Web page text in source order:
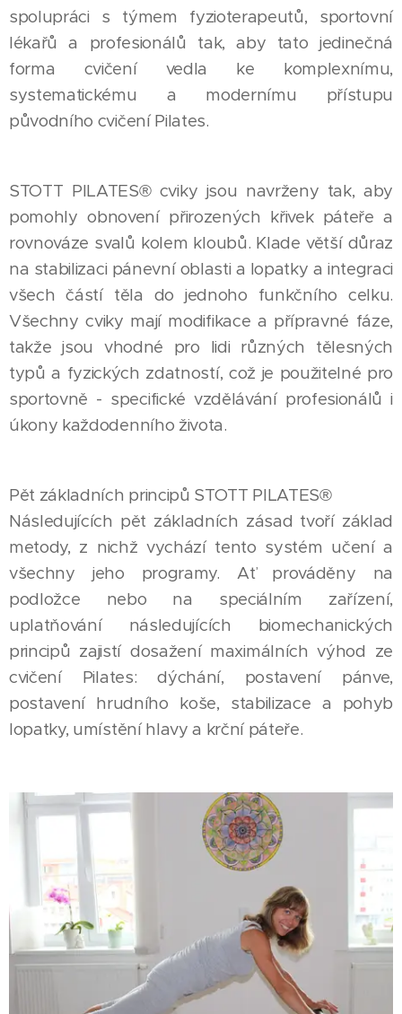
spolupráci s týmem fyzioterapeutů, sportovní
lékařů a profesionálů tak, aby tato jedinečná
forma cvičení vedla ke komplexnímu,
systematickému a modernímu přístupu
původního cvičení Pilates.
STOTT PILATES® cviky jsou navrženy tak, aby
pomohly obnovení přirozených křivek páteře a
rovnováze svalů kolem kloubů. Klade větší důraz
na stabilizaci pánevní oblasti a lopatky a integraci
všech částí těla do jednoho funkčního celku.
Všechny cviky mají modifikace a přípravné fáze,
takže jsou vhodné pro lidi různých tělesných
typů a fyzických zdatností, což je použitelné pro
sportovně - specifické vzdělávání profesionálů i
úkony každodenního života.
Pět základních principů STOTT PILATES®
Následujících pět základních zásad tvoří základ
metody, z nichž vychází tento systém učení a
všechny jeho programy. Ať prováděny na
podložce nebo na speciálním zařízení,
uplatňování následujících biomechanických
principů zajistí dosažení maximálních výhod ze
cvičení Pilates: dýchání, postavení pánve,
postavení hrudního koše, stabilizace a pohyb
lopatky, umístění hlavy a krční páteře.